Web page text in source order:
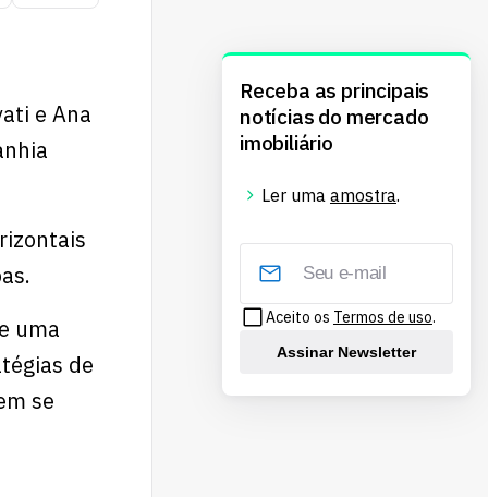
e Ana
uma
de
se
Receba as principais
notícias do mercado
imobiliário
Ler uma amostra.
Aceito os Termos de uso.
Assinar Newsletter